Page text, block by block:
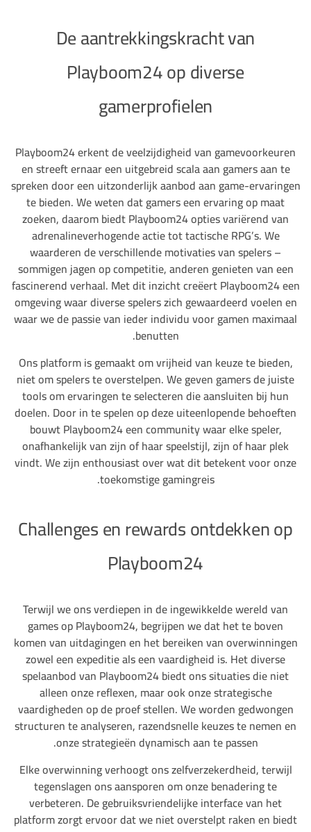
De aantrekkingskracht van
Playboom24 op diverse
gamerprofielen
Playboom24 erkent de veelzijdigheid van gamevoorkeuren
en streeft ernaar een uitgebreid scala aan gamers aan te
spreken door een uitzonderlijk aanbod aan game-ervaringen
te bieden. We weten dat gamers een ervaring op maat
zoeken, daarom biedt Playboom24 opties variërend van
adrenalineverhogende actie tot tactische RPG’s. We
waarderen de verschillende motivaties van spelers –
sommigen jagen op competitie, anderen genieten van een
fascinerend verhaal. Met dit inzicht creëert Playboom24 een
omgeving waar diverse spelers zich gewaardeerd voelen en
waar we de passie van ieder individu voor gamen maximaal
benutten.
Ons platform is gemaakt om vrijheid van keuze te bieden,
niet om spelers te overstelpen. We geven gamers de juiste
tools om ervaringen te selecteren die aansluiten bij hun
doelen. Door in te spelen op deze uiteenlopende behoeften
bouwt Playboom24 een community waar elke speler,
onafhankelijk van zijn of haar speelstijl, zijn of haar plek
vindt. We zijn enthousiast over wat dit betekent voor onze
toekomstige gamingreis.
Challenges en rewards ontdekken op
Playboom24
Terwijl we ons verdiepen in de ingewikkelde wereld van
games op Playboom24, begrijpen we dat het te boven
komen van uitdagingen en het bereiken van overwinningen
zowel een expeditie als een vaardigheid is. Het diverse
spelaanbod van Playboom24 biedt ons situaties die niet
alleen onze reflexen, maar ook onze strategische
vaardigheden op de proef stellen. We worden gedwongen
structuren te analyseren, razendsnelle keuzes te nemen en
onze strategieën dynamisch aan te passen.
Elke overwinning verhoogt ons zelfverzekerdheid, terwijl
tegenslagen ons aansporen om onze benadering te
verbeteren. De gebruiksvriendelijke interface van het
platform zorgt ervoor dat we niet overstelpt raken en biedt